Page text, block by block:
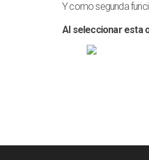
Y como segunda
Al seleccionar esta